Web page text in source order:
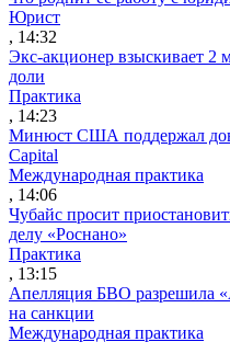
Юрист
, 14:32
Экс-акционер взыскивает 2
доли
Практика
, 14:23
Минюст США поддержал
Capital
Международная практика
, 14:06
Чубайс просит
делу «Роснано»
Практика
, 13:15
Апелляция БВО разрешила
на санкции
Международная практика